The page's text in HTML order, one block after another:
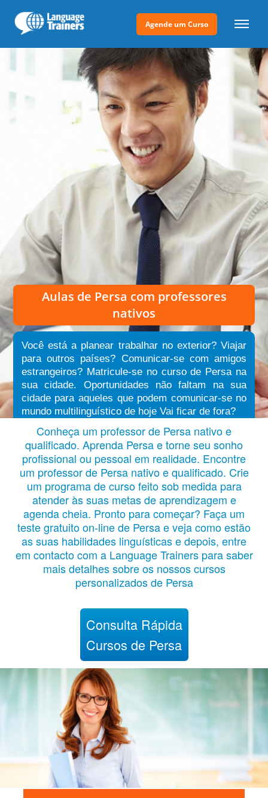
Agende um Curso
Aulas de Persa com professores
nativos
Você está a planear trabalhar no exterior? Viajar
para outros países? Comunicar-se com amigos
estrangeiros? Matricule-se no curso de Persa na
sua cidade. Oportunidades não faltam na sua
cidade para aqueles que podem comunicar-se no
mundo multilinguístico de hoje Vai ficar de fora?
Conheça um professor de Persa nativo e
qualificado. Aprenda Persa e torne seu sonho
profissional ou pessoal em realidade. Encontre
um professor de Persa nativo e qualificado. Crie
um programa de curso feito sob medida para
atender às suas metas de aprendizagem e
agenda cheia. Pronto para começar? Faça um
teste gratuito on-line de Persa e veja como estão
as suas habilidades linguísticas e depois, entre
em contacto com a Language Trainers para saber
mais detalhes sobre os nossos cursos
personalizados de Persa
Consulta Rápida
Cursos de Persa